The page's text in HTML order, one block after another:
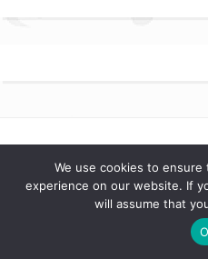
We use cookies to
experience on our website. If
will assume that